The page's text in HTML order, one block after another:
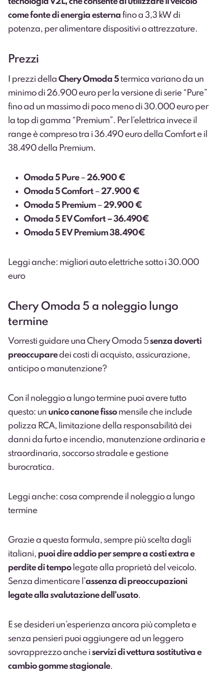
come fonte di energia esterna fino a 3,3 kW di
potenza, per alimentare dispositivi o attrezzature.
Prezzi
I prezzi della Chery Omoda 5termica variano da un
minimo di 26.900 euro per la versione di serie “Pure”
fino ad un massimo di poco meno di 30.000 euro per
la top di gamma “Premium”. Per l’elettrica invece il
range è compreso tra i 36.490 euro della Comfort e il
38.490 della Premium.
Omoda 5 Pure– 26.900 €
Omoda 5 Comfort – 27.900 €
Omoda 5 Premium– 29.900 €
Omoda 5 EV Comfort – 36.490€
Omoda 5 EV Premium 38.490€
Leggi anche: migliori auto elettriche sotto i 30.000
euro
Chery Omoda 5 a noleggio lungo
termine
Vorresti guidare una Chery Omoda 5senza doverti
preoccuparedei costi di acquisto, assicurazione,
anticipo o manutenzione?
Con il noleggio a lungo termine puoi avere tutto
questo: un unico canone fissomensile che include
polizza RCA, limitazione della responsabilità dei
danni da furto e incendio, manutenzione ordinaria e
straordinaria, soccorso stradale e gestione
burocratica.
Leggi anche: cosa comprende il noleggio a lungo
termine
Grazie a questa formula, sempre più scelta dagli
italiani, puoi dire addio per sempre a costi extra e
perdite di tempolegate alla proprietà del veicolo.
Senza dimenticare l’assenza di preoccupazioni
legate alla svalutazione dell’usato.
E se desideri un’esperienza ancora più completa e
senza pensieri puoi aggiungere ad un leggero
sovrapprezzo anche iservizi di vettura sostitutiva e
cambio gomme stagionale.